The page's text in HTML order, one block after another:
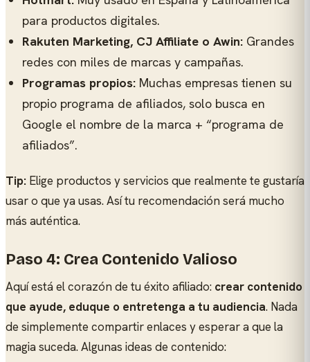
para productos digitales.
Rakuten Marketing, CJ Affiliate o Awin: Grandes
redes con miles de marcas y campañas.
Programas propios: Muchas empresas tienen su
propio programa de afiliados, solo busca en
Google el nombre de la marca + “programa de
afiliados”.
Tip: Elige productos y servicios que realmente te gustaría
usar o que ya usas. Así tu recomendación será mucho
más auténtica.
Paso 4: Crea Contenido Valioso
Aquí está el corazón de tu éxito afiliado: crear contenido
que ayude, eduque o entretenga a tu audiencia. Nada
de simplemente compartir enlaces y esperar a que la
magia suceda. Algunas ideas de contenido: